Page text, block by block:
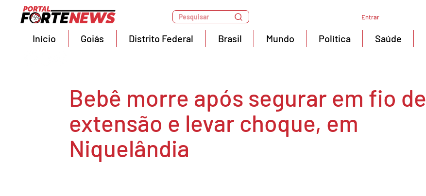
Pesquisar Entrar
Início
Goiás Distrito Federal Brasil Mundo Política Saúde
Bebê morre após segurar em fio de
extensão e levar choque, em
Niquelândia